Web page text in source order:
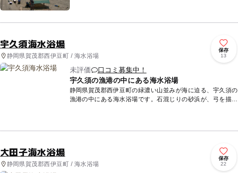
く、ゆったりと...
宇久須海水浴場
静岡県賀茂郡西伊豆町 / 海水浴場
保存
13
未評価
口コミ募集中！
宇久須の漁港の中にある海水浴場
静岡県賀茂郡西伊豆町の緑濃い山並みが海に迫る、宇久須の
漁港の中にある海水浴場です。石混じりの砂浜が、弓を描き
大田子海水浴場
静岡県賀茂郡西伊豆町 / 海水浴場
保存
22